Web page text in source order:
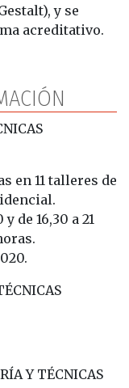
y se
acreditativo.
en 11 talleres de
de 16,30 a 21
Y TÉCNICAS